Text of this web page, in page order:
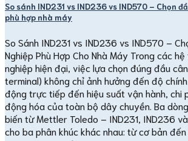
So sánh IND231 vs IND236 vs IND570 – Chọn
phù hợp nhà máy
So Sánh IND231 vs IND236 vs IND570 –
Nghiệp Phù Hợp Cho Nhà Máy Trong các
nghiệp hiện đại, việc lựa chọn đúng đầu
terminal) không chỉ ảnh hưởng đến độ
động trực tiếp đến hiệu suất vận hành, chi
động hóa của toàn bộ dây chuyền. Ba
biến từ Mettler Toledo – IND231, IND236
cho ba phân khúc khác nhau: từ cơ bản